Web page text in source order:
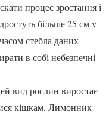
процес зростання і
більше 25 см у
стебла даних
в собі небезпечні
вид рослин виростає
кішкам. Лимонник